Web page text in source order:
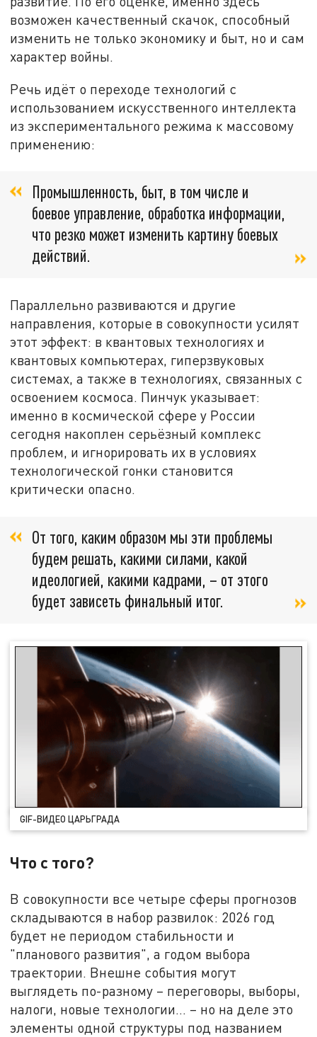
возможен качественный скачок, способный
изменить не только экономику и быт, но и сам
характер войны.
Речь идёт о переходе технологий с
использованием искусственного интеллекта
из экспериментального режима к массовому
применению:
Промышленность, быт, в том числе и
боевое управление, обработка информации,
что резко может изменить картину боевых
действий.
Параллельно развиваются и другие
направления, которые в совокупности усилят
этот эффект: в квантовых технологиях и
квантовых компьютерах, гиперзвуковых
системах, а также в технологиях, связанных с
освоением космоса. Пинчук указывает:
именно в космической сфере у России
сегодня накоплен серьёзный комплекс
проблем, и игнорировать их в условиях
технологической гонки становится
критически опасно.
От того, каким образом мы эти проблемы
будем решать, какими силами, какой
идеологией, какими кадрами, – от этого
будет зависеть финальный итог.
GIF-ВИДЕО ЦАРЬГРАДА
Что с того?
В совокупности все четыре сферы прогнозов
складываются в набор развилок: 2026 год
будет не периодом стабильности и
"планового развития", а годом выбора
траектории. Внешне события могут
выглядеть по-разному – переговоры, выборы,
налоги, новые технологии... – но на деле это
элементы одной структуры под названием